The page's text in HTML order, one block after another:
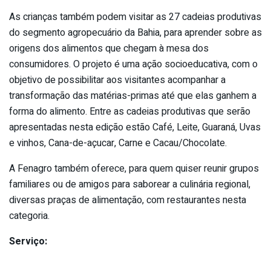
As crianças também podem visitar as 27 cadeias produtivas
do segmento agropecuário da Bahia, para aprender sobre as
origens dos alimentos que chegam à mesa dos
consumidores. O projeto é uma ação socioeducativa, com o
objetivo de possibilitar aos visitantes acompanhar a
transformação das matérias-primas até que elas ganhem a
forma do alimento. Entre as cadeias produtivas que serão
apresentadas nesta edição estão Café, Leite, Guaraná, Uvas
e vinhos, Cana-de-açucar, Carne e Cacau/Chocolate.
A Fenagro também oferece, para quem quiser reunir grupos
familiares ou de amigos para saborear a culinária regional,
diversas praças de alimentação, com restaurantes nesta
categoria.
Serviço: